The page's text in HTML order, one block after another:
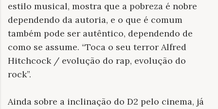
estilo musical, mostra que a pobreza é nobre
dependendo da autoria, e o que é comum
também pode ser autêntico, dependendo de
como se assume. “Toca o seu terror Alfred
Hitchcock / evolução do rap, evolução do
rock”.
Ainda sobre a inclinação do D2 pelo cinema, já